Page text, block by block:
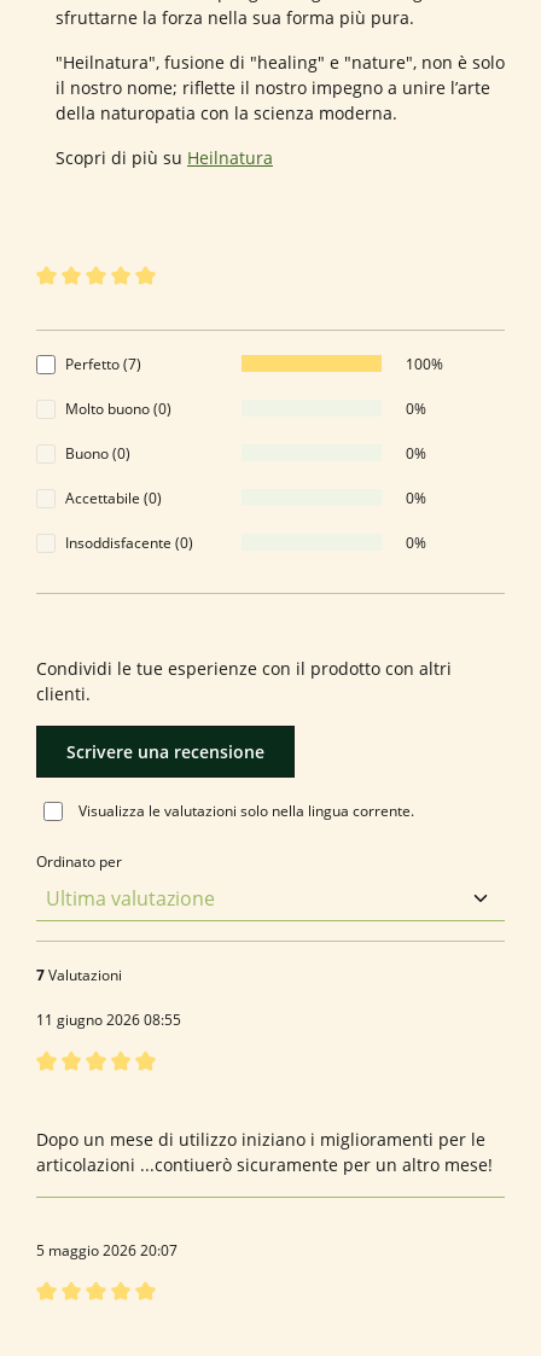
sfruttarne la forza nella sua forma più pura.
"Heilnatura", fusione di "healing" e "nature", non è solo
il nostro nome; riflette il nostro impegno a unire l’arte
della naturopatia con la scienza moderna.
Scopri di più su Heilnatura
Perfetto (7) 100%
Molto buono (0) 0%
Buono (0) 0%
Accettabile (0) 0%
Insoddisfacente (0) 0%
Condividi le tue esperienze con il prodotto con altri
clienti.
Scrivere una recensione
Visualizza le valutazioni solo nella lingua corrente.
Ordinato per
7Valutazioni
11 giugno 2026 08:55
Dopo un mese di utilizzo iniziano i miglioramenti per le
articolazioni ...contiuerò sicuramente per un altro mese!
5 maggio 2026 20:07